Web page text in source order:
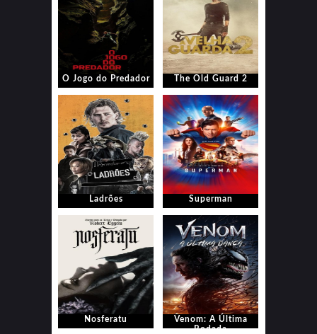
O Jogo do Predador The Old Guard 2
Ladrões Superman
Nosferatu
Venom: A Última
Rodada